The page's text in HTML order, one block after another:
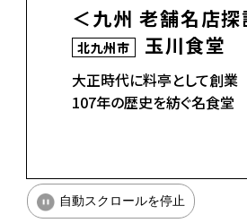
＜九州 老舗名店探訪＞
北九州市 玉川食堂
大正時代に料亭として創業
107年の歴史を紡ぐ名食堂
自動スクロールを停止